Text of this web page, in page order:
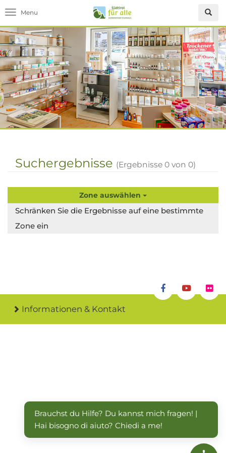
Toggle navigation
Suchergebnisse (Ergebnisse 0 von 0)
Zone auswählen
Schränken Sie die Ergebnisse auf eine bestimmte
Zone ein
Informationen & Kontakt
Brauchst du Hilfe? Du kannst mich fragen! |
Hai bisogno di aiuto? Chiedi a me!